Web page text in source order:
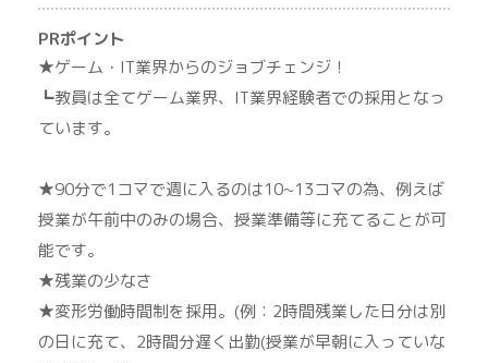
PRポイント
★ゲーム・IT業界からのジョブチェンジ！
┗教員は全てゲーム業界、IT業界経験者での採用となっ
ています。
★90分で1コマで週に入るのは10~13コマの為、例えば
授業が午前中のみの場合、授業準備等に充てることが可
能です。
★残業の少なさ
★変形労働時間制を採用。(例：2時間残業した日分は別
の日に充て、2時間分遅く出勤(授業が早朝に入っていな